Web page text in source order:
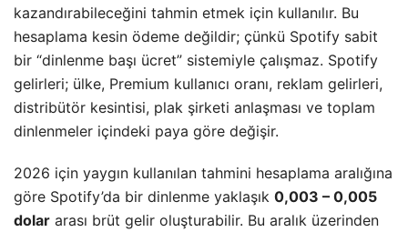
kazandırabileceğini tahmin etmek için kullanılır. Bu
hesaplama kesin ödeme değildir; çünkü Spotify sabit
bir “dinlenme başı ücret” sistemiyle çalışmaz. Spotify
gelirleri; ülke, Premium kullanıcı oranı, reklam gelirleri,
distribütör kesintisi, plak şirketi anlaşması ve toplam
dinlenmeler içindeki paya göre değişir.
2026 için yaygın kullanılan tahmini hesaplama aralığına
göre Spotify’da bir dinlenme yaklaşık 0,003 – 0,005
dolar arası brüt gelir oluşturabilir. Bu aralık üzerinden